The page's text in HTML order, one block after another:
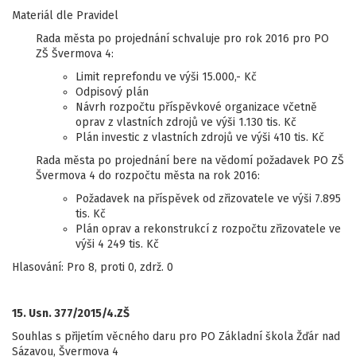
Materiál dle Pravidel
Rada města po projednání schvaluje pro rok 2016 pro PO
ZŠ Švermova 4:
Limit reprefondu ve výši 15.000,- Kč
Odpisový plán
Návrh rozpočtu příspěvkové organizace včetně
oprav z vlastních zdrojů ve výši 1.130 tis. Kč
Plán investic z vlastních zdrojů ve výši 410 tis. Kč
Rada města po projednání bere na vědomí požadavek PO ZŠ
Švermova 4 do rozpočtu města na rok 2016:
Požadavek na příspěvek od zřizovatele ve výši 7.895
tis. Kč
Plán oprav a rekonstrukcí z rozpočtu zřizovatele ve
výši 4 249 tis. Kč
Hlasování: Pro 8, proti 0, zdrž. 0
15. Usn. 377/2015/4.ZŠ
Souhlas s přijetím věcného daru pro PO Základní škola Žďár nad
Sázavou, Švermova 4